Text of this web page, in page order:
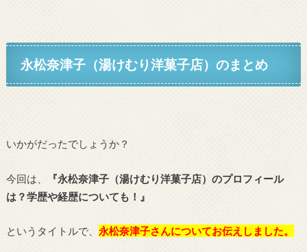
永松奈津子（湯けむり洋菓子店）のまとめ
いかがだったでしょうか？
今回は、
『永松奈津子（湯けむり洋菓子店）のプロフィール
は？学歴や経歴についても！ 』
というタイトルで、 永松奈津子さんについてお伝えしました。